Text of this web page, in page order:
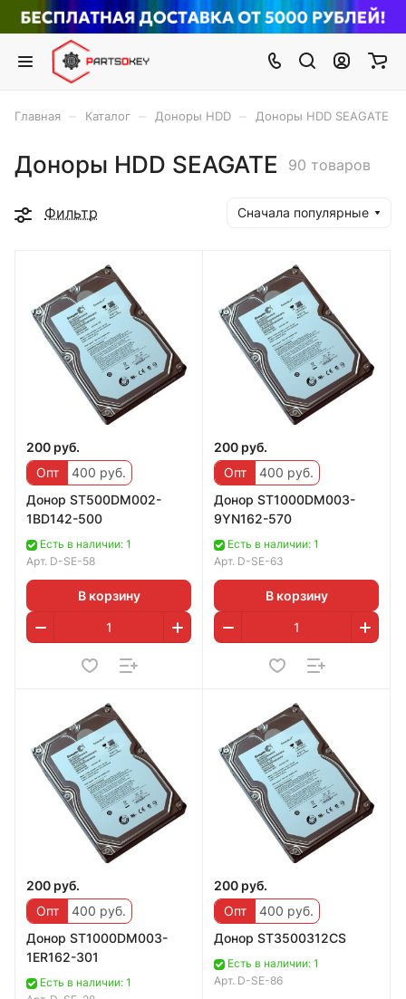
Главная Каталог Доноры HDD Доноры HDD SEAGATE
Доноры HDD SEAGATE 90 товаров
Фильтр Сначала популярные
200 руб.
Опт
400 руб.
Донoр ST500DM002-
1BD142-500
Есть в наличии: 1
Арт. D-SE-58
В корзину
200 руб.
Опт
400 руб.
Дoнор ST1000DM003-
9YN162-570
Есть в наличии: 1
Арт. D-SE-63
В корзину
200 руб.
Опт
400 руб.
Дoнoр ST1000DM003-
1ER162-301
Есть в наличии: 1
200 руб.
Опт
400 руб.
Дoнор ST3500312CS
Есть в наличии: 1
Арт. D-SE-86